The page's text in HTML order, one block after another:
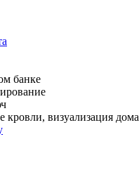
банке
кровли, визуализация дома